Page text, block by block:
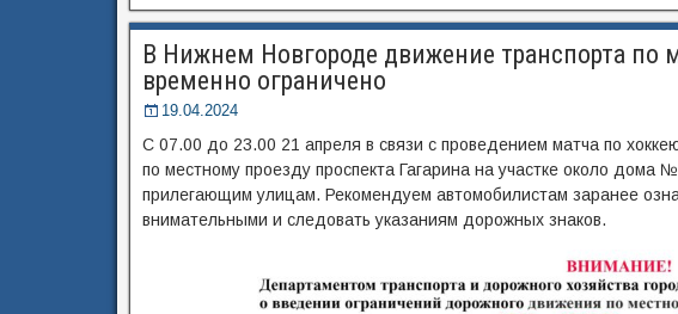
В Нижнем Новгороде движение транспорта по
временно ограничено
19.04.2024
С 07.00 до 23.00 21 апреля в связи с проведением матча по
по местному проезду проспекта Гагарина на участке около
прилегающим улицам. Рекомендуем автомобилистам заранее
внимательными и следовать указаниям дорожных знаков.